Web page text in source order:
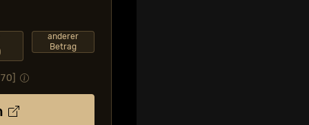
anderer
Betrag